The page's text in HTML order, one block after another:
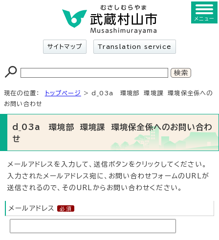
サイトマップ Translation service
メニュー
現在の位置： トップページ
> d_03a 環境部 環境課 環境保全係への
お問い合わせ
d_03a 環境部 環境課 環境保全係へのお問い合わ
せ
メールアドレスを入力して、送信ボタンをクリックしてください。
入力されたメールアドレス宛に、お問い合わせフォームのURLが
送信されるので、そのURLからお問い合わせください。
メールアドレス